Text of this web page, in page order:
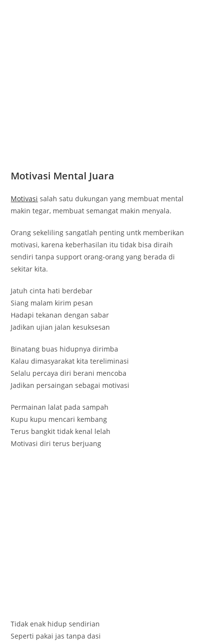
Motivasi Mental Juara
Motivasi salah satu dukungan yang membuat mental
makin tegar, membuat semangat makin menyala.
Orang sekeliling sangatlah penting untk memberikan
motivasi, karena keberhasilan itu tidak bisa diraih
sendiri tanpa support orang-orang yang berada di
sekitar kita.
Jatuh cinta hati berdebar
Siang malam kirim pesan
Hadapi tekanan dengan sabar
Jadikan ujian jalan kesuksesan
Binatang buas hidupnya dirimba
Kalau dimasyarakat kita tereliminasi
Selalu percaya diri berani mencoba
Jadikan persaingan sebagai motivasi
Permainan lalat pada sampah
Kupu kupu mencari kembang
Terus bangkit tidak kenal lelah
Motivasi diri terus berjuang
Tidak enak hidup sendirian
Seperti pakai jas tanpa dasi